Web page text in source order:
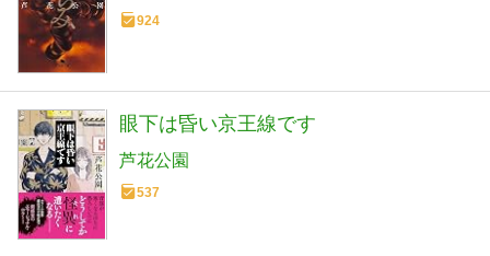
924
眼下は昏い京王線です
芦花公園
537